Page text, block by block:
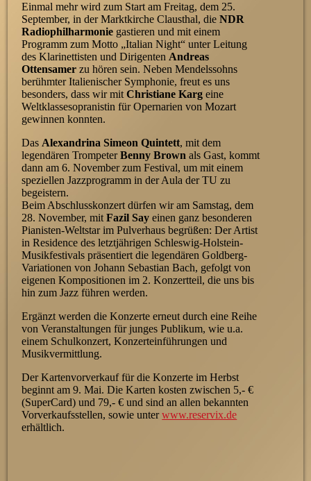
Einmal mehr wird zum Start am Freitag, dem 25.
September, in der Marktkirche Clausthal, dieNDR
Radiophilharmonie gastieren und mit einem
Programm zum Motto „Italian Night“ unter Leitung
des Klarinettisten und Dirigenten Andreas
Ottensamer zu hören sein. Neben Mendelssohns
berühmter Italienischer Symphonie, freut es uns
besonders, dass wir mitChristiane Karg eine
Weltklassesopranistin für Opernarien von Mozart
gewinnen konnten.
Das Alexandrina Simeon Quintett, mit dem
legendären TrompeterBenny Brown als Gast, kommt
dann am 6. November zum Festival, um mit einem
speziellen Jazzprogramm in der Aula der TU zu
begeistern.
Beim Abschlusskonzert dürfen wir am Samstag, dem
28. November, mitFazil Say einen ganz besonderen
Pianisten-Weltstar im Pulverhaus begrüßen: Der Artist
in Residence des letztjährigen Schleswig-Holstein-
Musikfestivals präsentiert die legendären Goldberg-
Variationen von Johann Sebastian Bach, gefolgt von
eigenen Kompositionen im 2. Konzertteil, die uns bis
hin zum Jazz führen werden.
Ergänzt werden die Konzerte erneut durch eine Reihe
von Veranstaltungen für junges Publikum, wie u.a.
einem Schulkonzert, Konzerteinführungen und
Musikvermittlung.
Der Kartenvorverkauf für die Konzerte im Herbst
beginnt am 9. Mai. Die Karten kosten zwischen 5,- €
(SuperCard) und 79,- € und sind an allen bekannten
Vorverkaufsstellen, sowie unterwww.reservix.de
erhältlich.